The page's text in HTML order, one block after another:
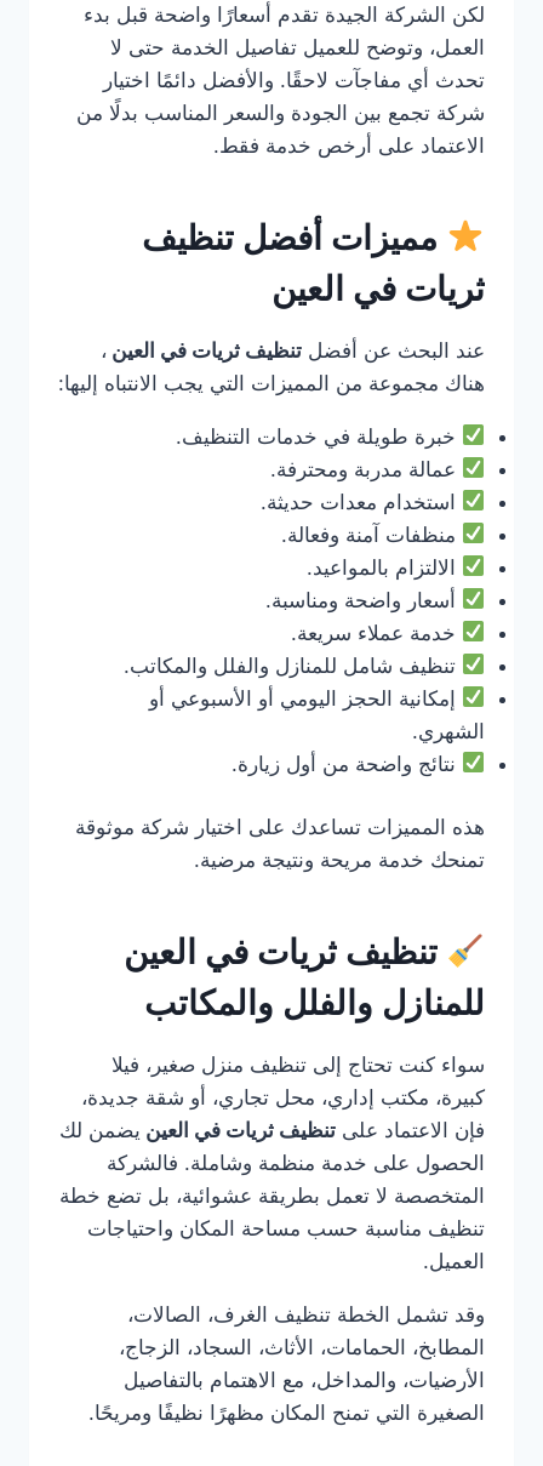
لكن الشركة الجيدة تقدم أسعارًا واضحة قبل بدء
العمل، وتوضح للعميل تفاصيل الخدمة حتى لا
تحدث أي مفاجآت لاحقًا. والأفضل دائمًا اختيار
شركة تجمع بين الجودة والسعر المناسب بدلًا من
الاعتماد على أرخص خدمة فقط.
مميزات أفضل تنظيف
ثريات في العين
عند البحث عن أفضل تنظيف ثريات في العين ،
هناك مجموعة من المميزات التي يجب الانتباه إليها:
خبرة طويلة في خدمات التنظيف.
عمالة مدربة ومحترفة.
استخدام معدات حديثة.
منظفات آمنة وفعالة.
الالتزام بالمواعيد.
أسعار واضحة ومناسبة.
خدمة عملاء سريعة.
تنظيف شامل للمنازل والفلل والمكاتب.
إمكانية الحجز اليومي أو الأسبوعي أو
الشهري.
نتائج واضحة من أول زيارة.
هذه المميزات تساعدك على اختيار شركة موثوقة
تمنحك خدمة مريحة ونتيجة مرضية.
تنظيف ثريات في العين
للمنازل والفلل والمكاتب
سواء كنت تحتاج إلى تنظيف منزل صغير، فيلا
كبيرة، مكتب إداري، محل تجاري، أو شقة جديدة،
فإن الاعتماد على تنظيف ثريات في العين يضمن لك
الحصول على خدمة منظمة وشاملة. فالشركة
المتخصصة لا تعمل بطريقة عشوائية، بل تضع خطة
تنظيف مناسبة حسب مساحة المكان واحتياجات
العميل.
وقد تشمل الخطة تنظيف الغرف، الصالات،
المطابخ، الحمامات، الأثاث، السجاد، الزجاج،
الأرضيات، والمداخل، مع الاهتمام بالتفاصيل
الصغيرة التي تمنح المكان مظهرًا نظيفًا ومريحًا.